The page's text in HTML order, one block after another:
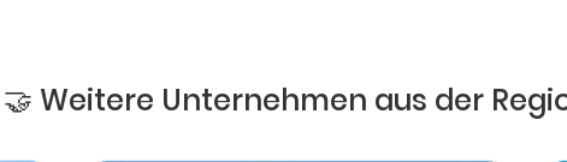
🤝 Weitere Unternehmen aus der